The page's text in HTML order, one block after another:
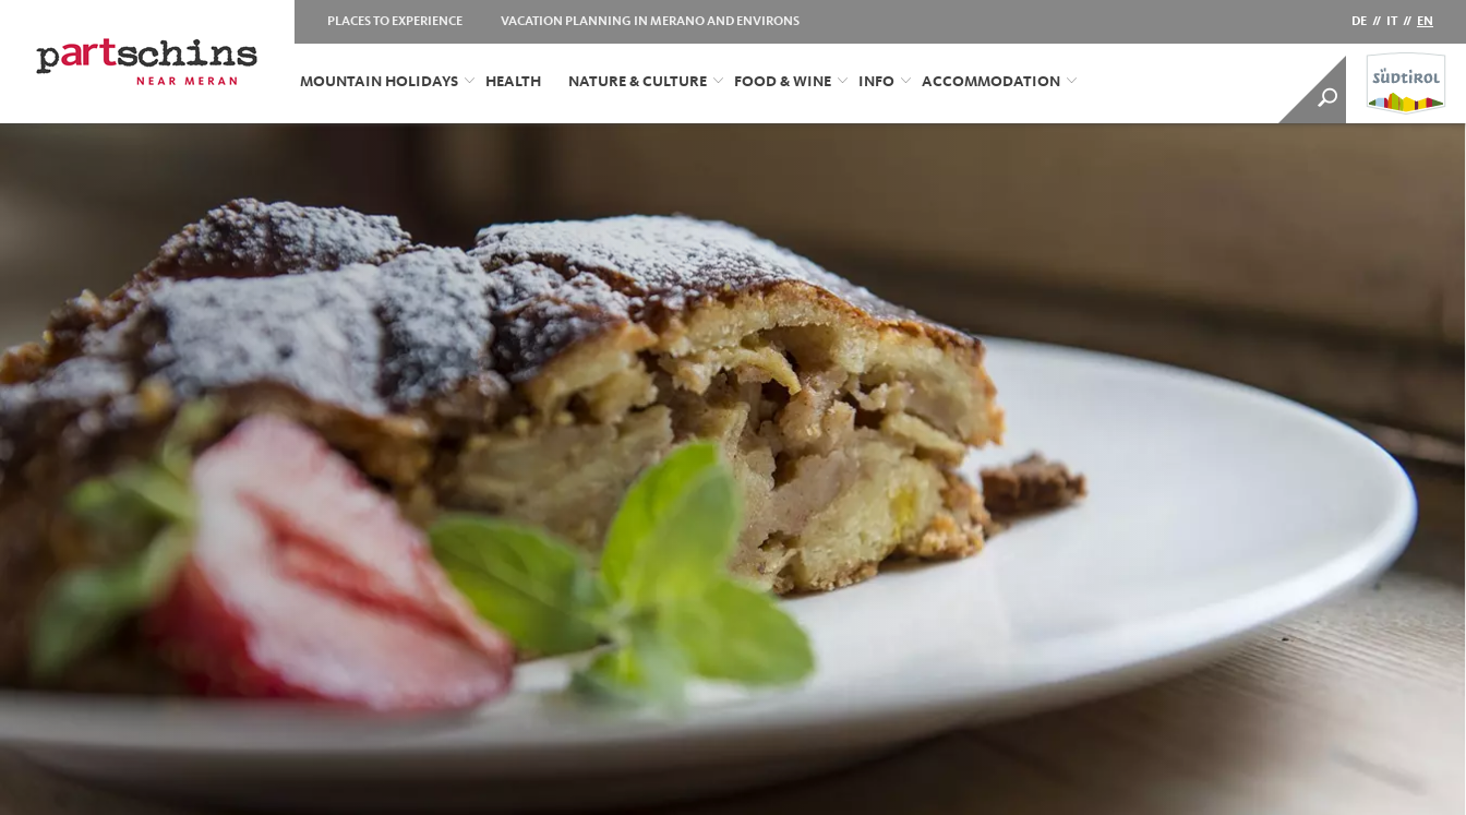
PLACES TO EXPERIENCE VACATION PLANNING IN MERANO AND ENVIRONS DE // IT // EN
MOUNTAIN HOLIDAYS HEALTH NATURE & CULTURE FOOD & WINE INFO ACCOMMODATION